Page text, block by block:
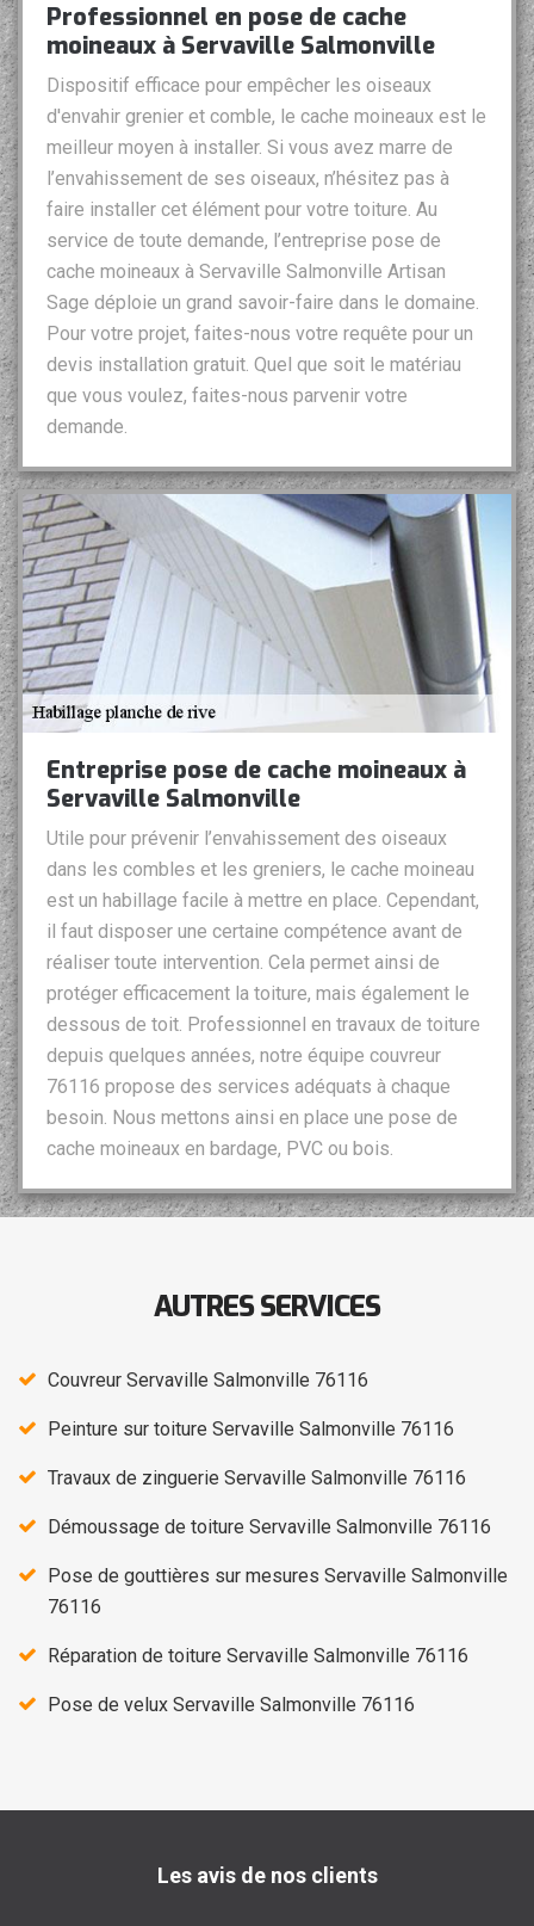
Professionnel en pose de cache
moineaux à Servaville Salmonville
Dispositif efficace pour empêcher les oiseaux
d'envahir grenier et comble, le cache moineaux est le
meilleur moyen à installer. Si vous avez marre de
l’envahissement de ses oiseaux, n’hésitez pas à
faire installer cet élément pour votre toiture. Au
service de toute demande, l’entreprise pose de
cache moineaux à Servaville Salmonville Artisan
Sage déploie un grand savoir-faire dans le domaine.
Pour votre projet, faites-nous votre requête pour un
devis installation gratuit. Quel que soit le matériau
que vous voulez, faites-nous parvenir votre
demande.
Entreprise pose de cache moineaux à
Servaville Salmonville
Utile pour prévenir l’envahissement des oiseaux
dans les combles et les greniers, le cache moineau
est un habillage facile à mettre en place. Cependant,
il faut disposer une certaine compétence avant de
réaliser toute intervention. Cela permet ainsi de
protéger efficacement la toiture, mais également le
dessous de toit. Professionnel en travaux de toiture
depuis quelques années, notre équipe couvreur
76116 propose des services adéquats à chaque
besoin. Nous mettons ainsi en place une pose de
cache moineaux en bardage, PVC ou bois.
AUTRES SERVICES
Couvreur Servaville Salmonville 76116
Peinture sur toiture Servaville Salmonville 76116
Travaux de zinguerie Servaville Salmonville 76116
Démoussage de toiture Servaville Salmonville 76116
Pose de gouttières sur mesures Servaville Salmonville
76116
Réparation de toiture Servaville Salmonville 76116
Pose de velux Servaville Salmonville 76116
Les avis de nos clients